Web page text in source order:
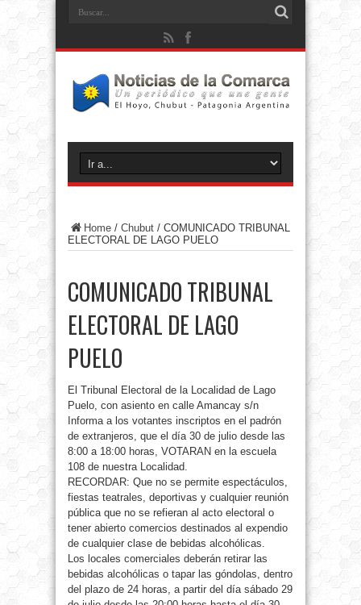
Home / Chubut / COMUNICADO TRIBUNAL
ELECTORAL DE LAGO PUELO
COMUNICADO TRIBUNAL
ELECTORAL DE LAGO
PUELO
El Tribunal Electoral de la Localidad de Lago
Puelo, con asiento en calle Amancay s/n
Informa a los votantes inscriptos en el padrón
de extranjeros, que el día 30 de julio desde las
8:00 a 18:00 horas, VOTARAN en la escuela
108 de nuestra Localidad.
RECORDAR: Que no se permite espectáculos,
fiestas teatrales, deportivas y cualquier reunión
pública que no se refieran al acto electoral o
tener abierto comercios destinados al expendio
de cualquier clase de bebidas alcohólicas.
Los locales comerciales deberán retirar las
bebidas alcohólicas o tapar las góndolas, dentro
del plazo de 24 horas, a partir del día sábado 29